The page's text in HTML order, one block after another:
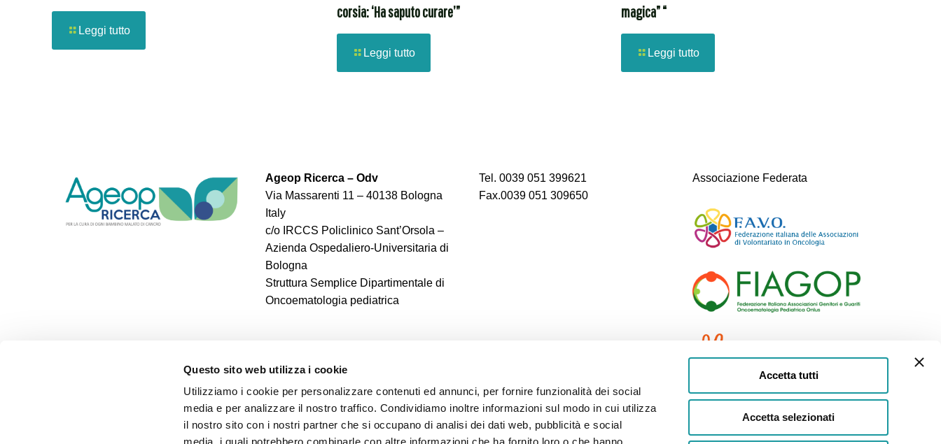
Questo sito web utilizza i cookie
Utilizziamo i cookie per personalizzare contenuti ed annunci, per fornire funzionalità dei social
media e per analizzare il nostro traffico. Condividiamo inoltre informazioni sul modo in cui utilizza
il nostro sito con i nostri partner che si occupano di analisi dei dati web, pubblicità e social
Accetta tutti
Accetta selezionati
Leggi tutto
corsia: ‘Ha saputo curare’”
Leggi tutto
magica” “
Leggi tutto
Ageop Ricerca – Odv
Via Massarenti 11 – 40138 Bologna
Italy
c/o IRCCS Policlinico Sant’Orsola –
Azienda Ospedaliero-Universitaria di
Bologna
Struttura Semplice Dipartimentale di
Oncoematologia pediatrica
Tel. 0039 051 399621
Fax.0039 051 309650
Associazione Federata